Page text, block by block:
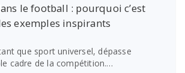
le football : pourquoi c’est
exemples inspirants
que sport universel, dépasse
cadre de la compétition.…